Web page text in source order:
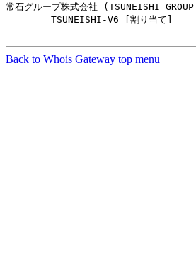
常石グループ株式会社 (TSUNEISHI GROUP
Back to Whois Gateway top menu